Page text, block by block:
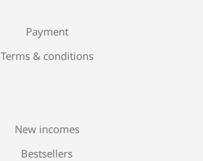
Payment
Terms & conditions
New incomes
Bestsellers